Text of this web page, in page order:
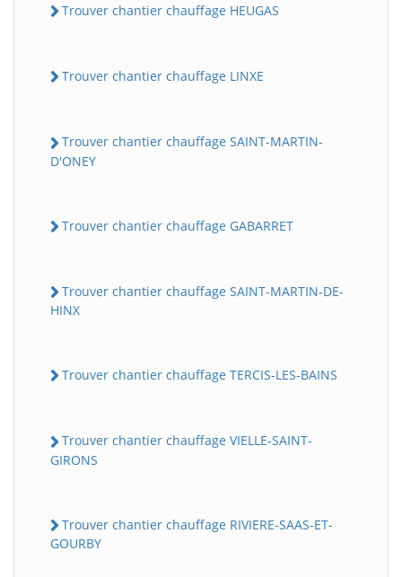
Trouver chantier chauffage HEUGAS
Trouver chantier chauffage LINXE
Trouver chantier chauffage SAINT-MARTIN-
D'ONEY
Trouver chantier chauffage GABARRET
Trouver chantier chauffage SAINT-MARTIN-DE-
HINX
Trouver chantier chauffage TERCIS-LES-BAINS
Trouver chantier chauffage VIELLE-SAINT-
GIRONS
Trouver chantier chauffage RIVIERE-SAAS-ET-
GOURBY